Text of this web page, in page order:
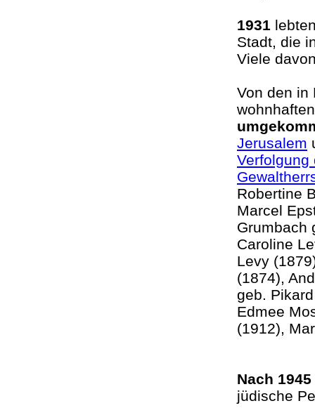
1931
Stadt, die
Viele
Von den in
Jerusalem
Verfolgung
Robertine
Marcel
Grumbach
Caroline
Levy
(1874),
geb.
Edmee
(1912),
Nach 1945
jüdische